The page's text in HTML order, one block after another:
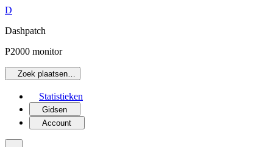
D
Dashpatch
P2000 monitor
Zoek plaatsen…
Statistieken
Gidsen
Account